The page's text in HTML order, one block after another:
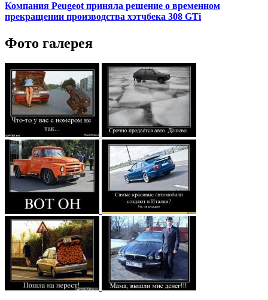
Компания Peugeot приняла решение о временном
прекращении производства хэтчбека 308 GTi
Фото галерея